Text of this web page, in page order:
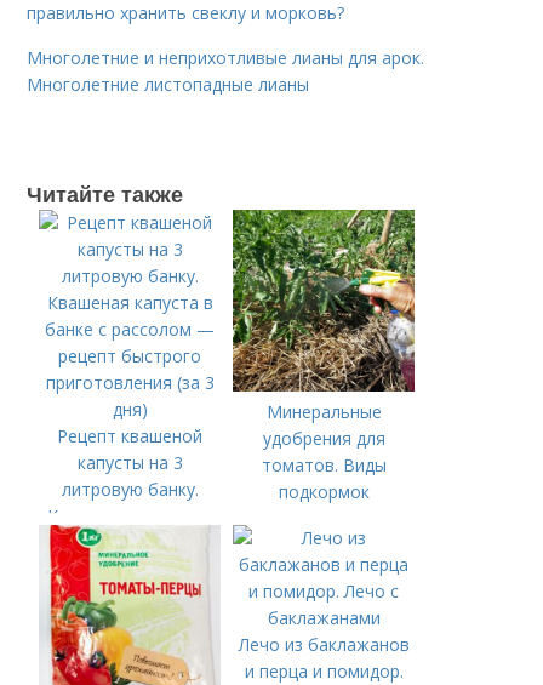
правильно хранить свеклу и морковь?
Многолетние и неприхотливые лианы для арок.
Многолетние листопадные лианы
Читайте также
Рецепт квашеной
капусты на 3
литровую банку.
Квашеная капуста в
банке с рассолом —
рецепт быстрого
приготовления (за 3
дня)
Минеральные
удобрения для
томатов. Виды
подкормок
Лечо из баклажанов
и перца и помидор.